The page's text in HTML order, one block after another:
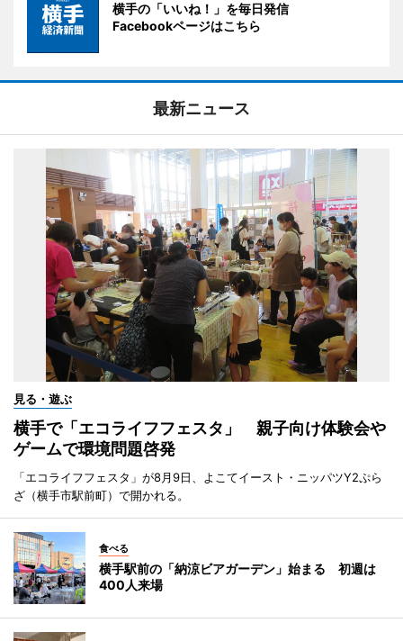
横手の「いいね！」を毎日発信
Facebookページはこちら
最新ニュース
見る・遊ぶ
横手で「エコライフフェスタ」 親子向け体験会や
ゲームで環境問題啓発
「エコライフフェスタ」が8月9日、よこてイースト・ニッパツY2ぷら
ざ（横手市駅前町）で開かれる。
食べる
横手駅前の「納涼ビアガーデン」始まる 初週は
400人来場